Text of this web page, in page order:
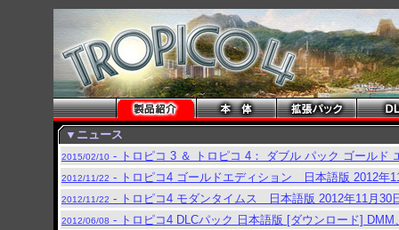
▼ニュース
2015/02/10 - トロピコ 3 ＆ トロピコ 4： ダブル パック ゴールド
2012/11/22 - トロピコ4 ゴールドエディション 日本語版 2012年
2012/11/22 - トロピコ4 モダンタイムス 日本語版 2012年11月30
2012/06/08 - トロピコ4 DLCパック 日本語版 [ダウンロード]